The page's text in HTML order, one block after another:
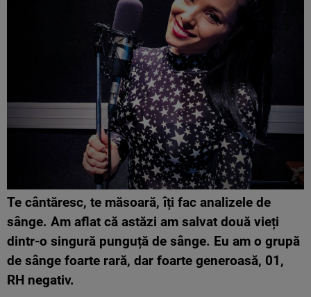
Te cântăresc, te măsoară, îți fac analizele de
sânge. Am aflat că astăzi am salvat două vieți
dintr-o singură punguță de sânge. Eu am o grupă
de sânge foarte rară, dar foarte generoasă, 01,
RH negativ.